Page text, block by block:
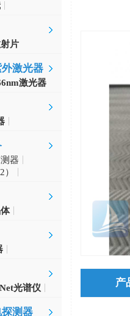
片
激光器
激光器
器
光谱仪
测器
产